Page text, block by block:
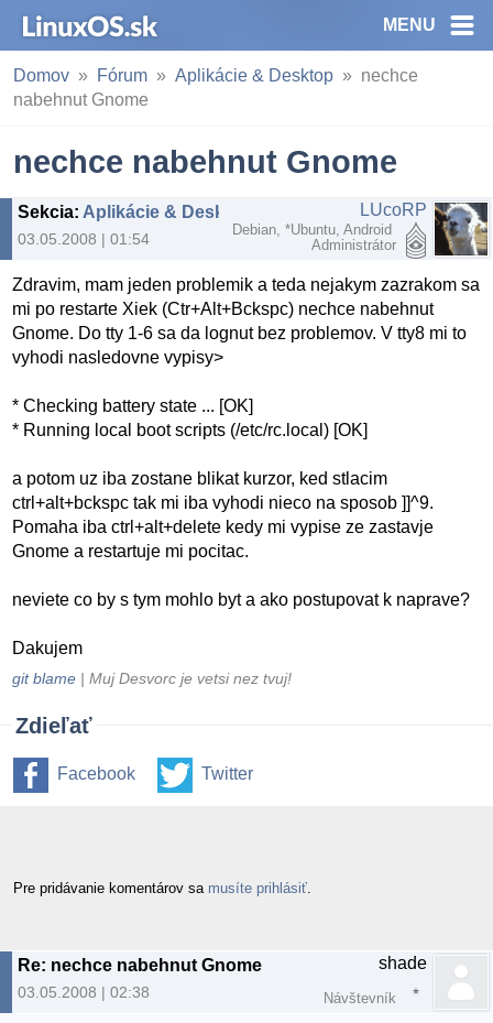
MENU
Domov Fórum Aplikácie & Desktop
nechce
nabehnut Gnome
nechce nabehnut Gnome
Sekcia: Aplikácie & Desktop
03.05.2008 | 01:54
LUcoRP
Debian, *Ubuntu, Android
Administrátor
Zdravim, mam jeden problemik a teda nejakym zazrakom sa
mi po restarte Xiek (Ctr+Alt+Bckspc) nechce nabehnut
Gnome. Do tty 1-6 sa da lognut bez problemov. V tty8 mi to
vyhodi nasledovne vypisy>
* Checking battery state ... [OK]
* Running local boot scripts (/etc/rc.local) [OK]
a potom uz iba zostane blikat kurzor, ked stlacim
ctrl+alt+bckspc tak mi iba vyhodi nieco na sposob ]]^9.
Pomaha iba ctrl+alt+delete kedy mi vypise ze zastavje
Gnome a restartuje mi pocitac.
neviete co by s tym mohlo byt a ako postupovat k naprave?
Dakujem
git blame | Muj Desvorc je vetsi nez tvuj!
Zdieľať
Facebook Twitter
Pre pridávanie komentárov sa musíte prihlásiť
Re: nechce nabehnut Gnome
03.05.2008 | 02:38
shade
Návštevník